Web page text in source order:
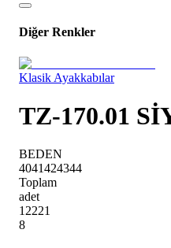
Diğer Renkler
Klasik Ayakkabılar
TZ-170.01
BEDEN
4041424344
Toplam
adet
12221
8